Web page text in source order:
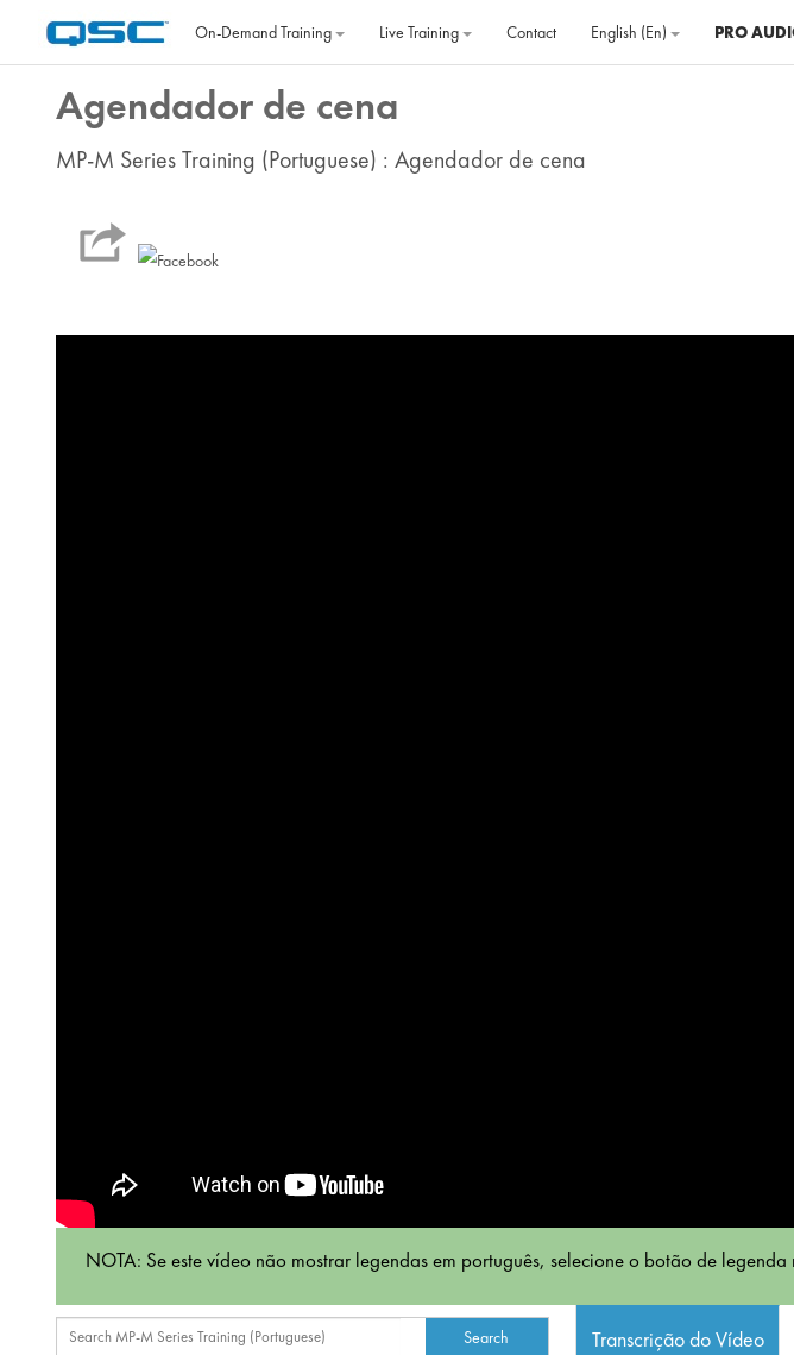
On‐Demand Training
Live Training Contact English ‎(en)‎ PRO
Agendador de cena
MP-M Series Training (Portuguese) : Agendador de cena
NOTA: Se este vídeo não mostrar legendas em português, selecione o botão de
Transcrição do Vídeo